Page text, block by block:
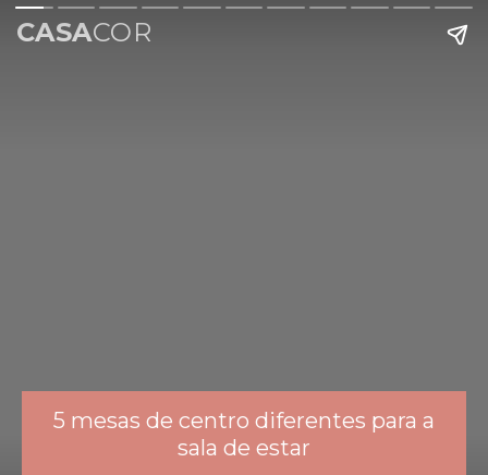
5 mesas de centro diferentes para a
sala de estar
CASACOR